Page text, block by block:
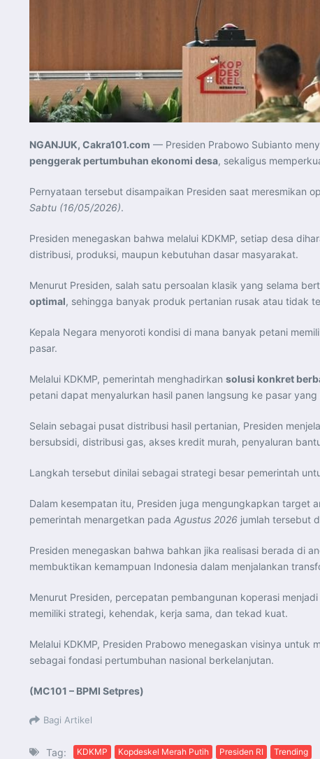
NGANJUK, Cakra101.com — Presiden Prabowo Subianto
penggerak pertumbuhan ekonomi desa, sekaligus
Pernyataan tersebut disampaikan Presiden saat meresmikan
Sabtu (16/05/2026).
Presiden menegaskan bahwa melalui KDKMP, setiap desa
distribusi, produksi, maupun kebutuhan dasar masyarakat.
Menurut Presiden, salah satu persoalan klasik yang selama
optimal, sehingga banyak produk pertanian rusak atau tidak
Kepala Negara menyoroti kondisi di mana banyak petani
pasar.
Melalui KDKMP, pemerintah menghadirkan solusi konkret
petani dapat menyalurkan hasil panen langsung ke pasar
Selain sebagai pusat distribusi hasil pertanian, Presiden
bersubsidi, distribusi gas, akses kredit murah, penyaluran
Langkah tersebut dinilai sebagai strategi besar pemerintah
Dalam kesempatan itu, Presiden juga mengungkapkan target
pemerintah menargetkan pada Agustus 2026 jumlah tersebut
Presiden menegaskan bahwa bahkan jika realisasi berada di
membuktikan kemampuan Indonesia dalam menjalankan
Menurut Presiden, percepatan pembangunan koperasi
memiliki strategi, kehendak, kerja sama, dan tekad kuat.
Melalui KDKMP, Presiden Prabowo menegaskan visinya untuk
sebagai fondasi pertumbuhan nasional berkelanjutan.
(MC101 – BPMI Setpres)
Bagi Artikel
Tag: KDKMP Kopdeskel Merah Putih Presiden RI Trending